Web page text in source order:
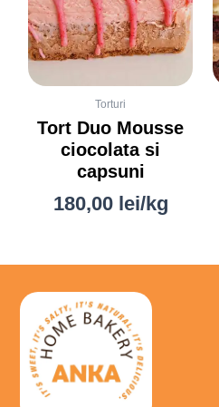
Torturi
Tort Duo Mousse
ciocolata si
capsuni
180,00 lei/kg